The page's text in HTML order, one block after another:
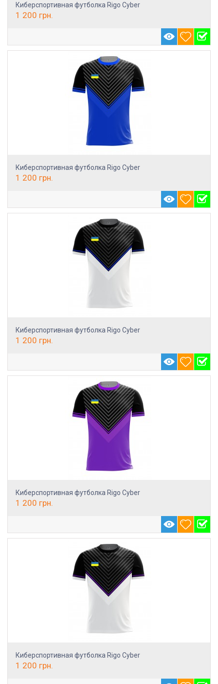
Киберспортивная футболка Rigo Cyber
1 200 грн.
Киберспортивная футболка Rigo Cyber
1 200 грн.
Киберспортивная футболка Rigo Cyber
1 200 грн.
Киберспортивная футболка Rigo Cyber
1 200 грн.
Киберспортивная футболка Rigo Cyber
1 200 грн.